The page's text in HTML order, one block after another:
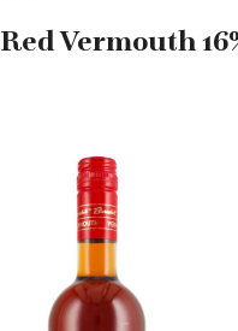
Vermouth